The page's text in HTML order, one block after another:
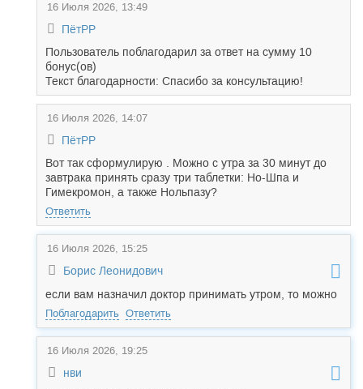
16 Июля 2026, 13:49
ПётРР
Пользователь поблагодарил за ответ на сумму 10
бонус(ов)
Текст благодарности: Спасибо за консультацию!
16 Июля 2026, 14:07
ПётРР
Вот так сформулирую . Можно с утра за 30 минут до
завтрака принять сразу три таблетки: Но-Шпа и
Гимекромон, а также Нольпазу?
Ответить
16 Июля 2026, 15:25
Борис Леонидович
если вам назначил доктор принимать утром, то можно
Поблагодарить Ответить
16 Июля 2026, 19:25
нви